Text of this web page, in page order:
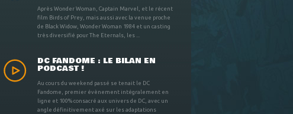
Après Wonder Woman, Captain Marvel, et le récent
film Birds of Prey, mais aussi avec la venue proche
de Black Widow, Wonder Woman 1984 et un casting
très diversifié pour The Eternals, les ...
DC FANDOME : LE BILAN EN
PODCAST !
Au cours du weekend passé se tenait le DC
Fandome, premier évènement intégralement en
ligne et 100% consacré aux univers de DC, avec un
angle définitivement axé sur les adaptations